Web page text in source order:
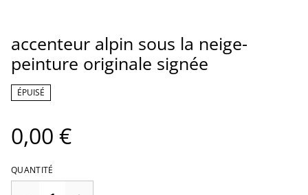
accenteur alpin sous la neige-
peinture originale signée
ÉPUISÉ
0,00 €
QUANTITÉ